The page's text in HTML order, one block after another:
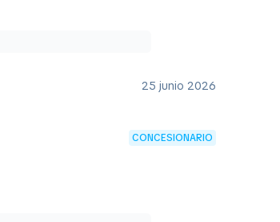
25 junio 2026
CONCESIONARIO